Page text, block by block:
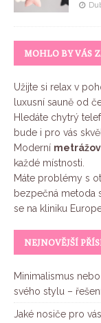
MOHLO BY VÁS
Užijte si relax v
luxusní sauně od
Hledáte chytrý
bude i pro vás
Moderní
každé místnosti.
Máte problémy s
bezpečná metoda
se na kliniku
NEJNOVĚJŠÍ
Minimalismus
svého stylu –
Jaké nosiče pro